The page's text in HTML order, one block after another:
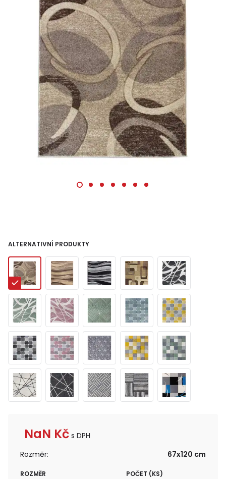
ALTERNATIVNÍ PRODUKTY
NaN Kč s DPH
Rozměr:
67x120 cm
ROZMĚR POČET (KS)